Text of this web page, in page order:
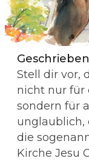
Stell dir vor,
nicht nur für
sondern für
unglaublich,
die
Kirche Jesu